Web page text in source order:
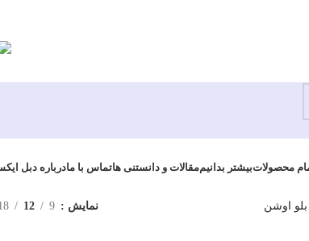
محصولاتبیشتر بدانیممقالات و دانستنی هاتماس با مادرباره دبل
بلو اوشن نمایش 9
12